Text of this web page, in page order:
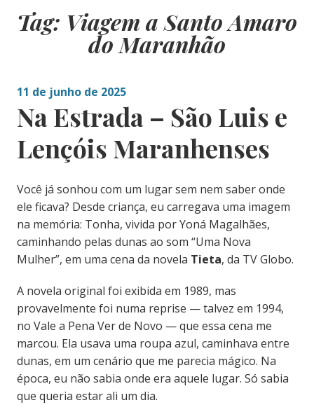
Tag: Viagem a Santo Amaro
do Maranhão
11 de junho de 2025
Na Estrada – São Luis e
Lençóis Maranhenses
Você já sonhou com um lugar sem nem saber onde
ele ficava? Desde criança, eu carregava uma imagem
na memória: Tonha, vivida por Yoná Magalhães,
caminhando pelas dunas ao som “Uma Nova
Mulher”, em uma cena da novela Tieta, da TV Globo.
A novela original foi exibida em 1989, mas
provavelmente foi numa reprise — talvez em 1994,
no Vale a Pena Ver de Novo — que essa cena me
marcou. Ela usava uma roupa azul, caminhava entre
dunas, em um cenário que me parecia mágico. Na
época, eu não sabia onde era aquele lugar. Só sabia
que queria estar ali um dia.